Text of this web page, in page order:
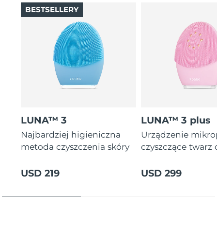
LUNA™ 3
Najbardziej higieniczna
metoda czyszczenia skóry
USD 219
BESTSELLERY
LUNA™ 3 plus
Urządzenie
czyszczące twarz
USD 299